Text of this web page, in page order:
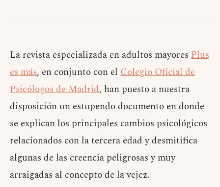
La revista especializada en adultos mayores Plus
es más, en conjunto con el Colegio Oficial de
Psicólogos de Madrid, han puesto a nuestra
disposición un estupendo documento en donde
se explican los principales cambios psicológicos
relacionados con la tercera edad y desmitifica
algunas de las creencia peligrosas y muy
arraigadas al concepto de la vejez.